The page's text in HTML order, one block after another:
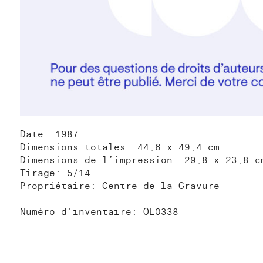
Date: 1987
Dimensions totales: 44,6 x 49,4 cm
Dimensions de l’impression: 29,8 x 23,8
Tirage: 5/14
Propriétaire: Centre de la Gravure
Numéro d'inventaire: OE0338